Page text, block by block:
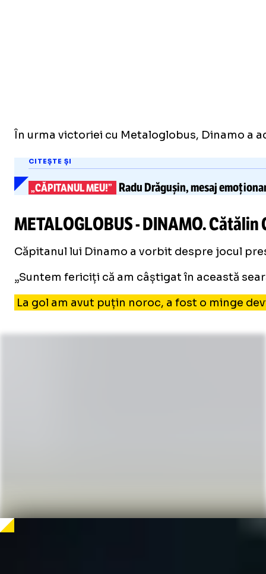
În urma victoriei cu Metaloglobus, Dinamo a
CITEȘTE ȘI
„CĂPITANUL MEU!” Radu Drăgușin,mesaj
METALOGLOBUS - DINAMO.
Căpitanul lui Dinamo a vorbit despre jocul
„Suntem fericiți că am câștigat în această
La gol am avut puțin noroc, a fost o minge